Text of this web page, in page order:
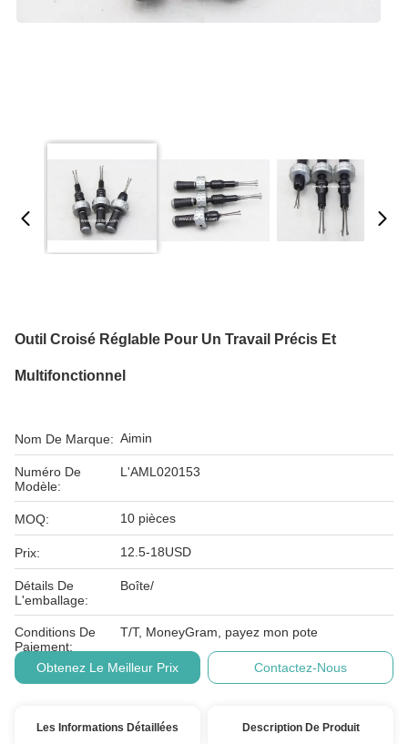
Outil Croisé Réglable Pour Un Travail Précis Et
Multifonctionnel
Nom De Marque: Aimin
Numéro De
Modèle:
L'AML020153
MOQ: 10 pièces
Prix: 12.5-18USD
Détails De
L'emballage:
Boîte/
Conditions De
Paiement:
T/T, MoneyGram, payez mon pote
Obtenez Le Meilleur Prix Contactez-Nous
Les Informations Détaillées Description De Produit